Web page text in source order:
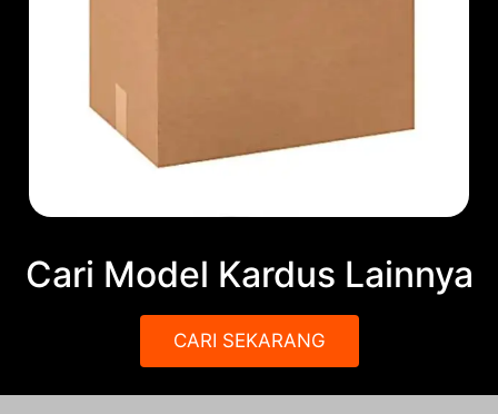
Cari Model Kardus Lainnya
CARI SEKARANG